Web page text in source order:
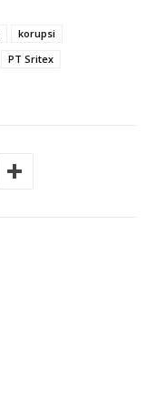
korupsi
PT Sritex